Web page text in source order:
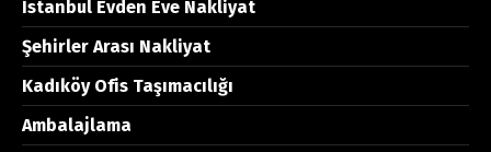
İstanbul Evden Eve Nakliyat
Şehirler Arası Nakliyat
Kadıköy Ofis Taşımacılığı
Ambalajlama